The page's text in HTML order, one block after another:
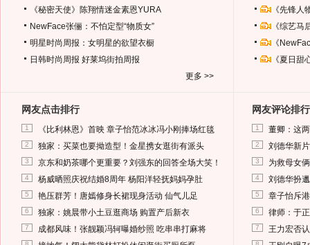
《秘密天使》陈翔情迷金素恩YURA
NewFace张俪：不怕定型“物质女”
明星时尚周报：女明星的欲望衣橱
日韩时尚周报 好莱坞街拍周报
更多 >>
《先锋
《综艺
《
《夏日
网友点击排行
1 《比利林恩》首映 章子怡范冰冰冯小刚捧场红毯
2 独家：买菜也要拗造型！金星携女逛街有派头
3 京东和奶茶哪个更重要？刘强东的回答全场大笑！
4 杨威晒照庆祝结婚8周年 杨阳洋轻抚妈妈孕肚
5 艳压群芳！唐嫣修身长裙现身活动 仙气儿足
6 独家：姚晨带小土豆逛商场 购置产后新衣
7 成都风味！张靓颖冯轲曝婚纱照 吃串串打麻将
网友评论排行
1 董卿：这
2 刘德华新
3 为救母女
4 刘德华扮
5 章子怡斥
6 律师：于
7 王力宏否